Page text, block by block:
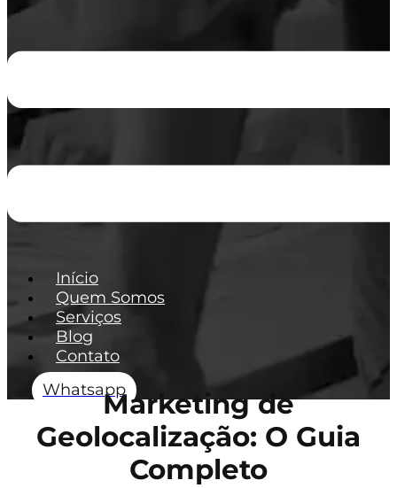
Início
Quem Somos
Serviços
Blog
Contato
WhatsappMarketing de
Geolocalização: O Guia
Completo